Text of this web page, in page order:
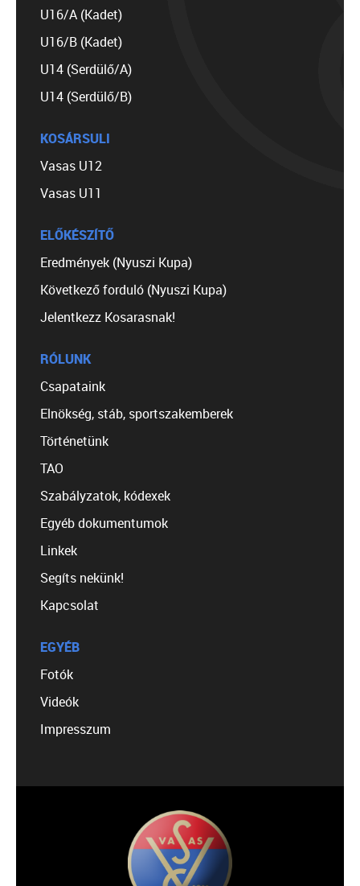
U16/A (Kadet)
U16/B (Kadet)
U14 (Serdülő/A)
U14 (Serdülő/B)
KOSÁRSULI
Vasas U12
Vasas U11
ELŐKÉSZÍTŐ
Eredmények (Nyuszi Kupa)
Következő forduló (Nyuszi Kupa)
Jelentkezz Kosarasnak!
RÓLUNK
Csapataink
Elnökség, stáb, sportszakemberek
Történetünk
TAO
Szabályzatok, kódexek
Egyéb dokumentumok
Linkek
Segíts nekünk!
Kapcsolat
EGYÉB
Fotók
Videók
Impresszum